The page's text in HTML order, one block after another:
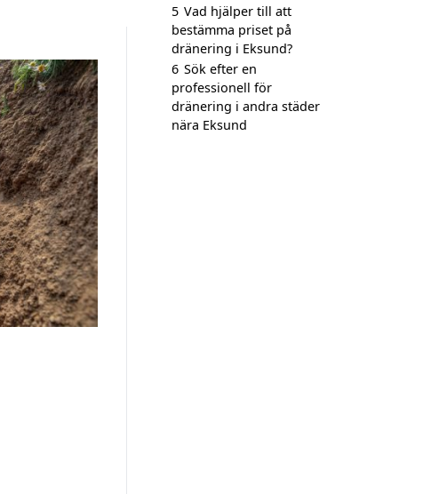
5 Vad hjälper till att
bestämma priset på
dränering i Eksund?
6 Sök efter en
professionell för
dränering i andra städer
nära Eksund